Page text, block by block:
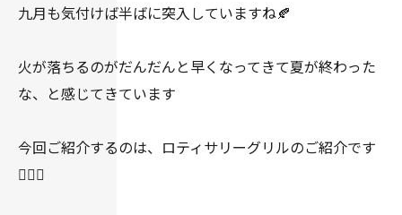
九月も気付けば半ばに突入していますね🍂
火が落ちるのがだんだんと早くなってきて夏が終わった
な、と感じてきています
今回ご紹介するのは、ロティサリーグリルのご紹介です
👍🏻✨